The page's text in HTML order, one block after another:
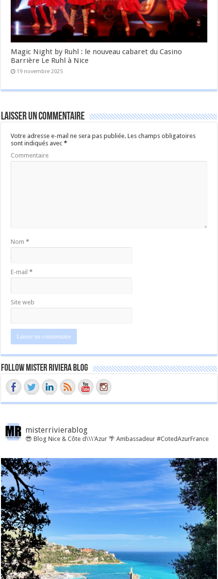
Magic Night by Ruhl : le nouveau cabaret du Casino
Barrière Le Ruhl à Nice
19 novembre 2025
Laisser un commentaire
Votre adresse e-mail ne sera pas publiée. Les champs obligatoires
sont indiqués avec*
Commentaire
Nom*
E-mail*
Site web
Follow Mister Riviera Blog
misterrivierablog
😎 Blog Nice & Côte d\\\'Azur 🌴 Ambassadeur #CotedAzurFrance